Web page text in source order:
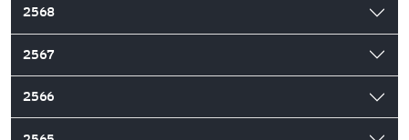
2568
2567
2566